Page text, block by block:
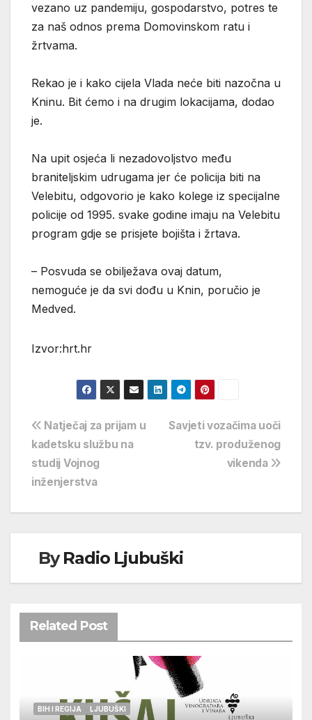
vezano uz pandemiju, gospodarstvo, potres te
za naš odnos prema Domovinskom ratu i
žrtvama.
Rekao je i kako cijela Vlada neće biti nazočna u
Kninu. Bit ćemo i na drugim lokacijama, dodao
je.
Na upit osjeća li nezadovoljstvo među
braniteljskim udrugama jer će policija biti na
Velebitu, odgovorio je kako kolege iz specijalne
policije od 1995. svake godine imaju na Velebitu
program gdje se prisjete bojišta i žrtava.
– Posvuda se obilježava ovaj datum,
nemoguće je da svi dođu u Knin, poručio je
Medved.
Izvor:hrt.hr
Navigacija
objava
Savjeti vozačima uoči
tzv. produženog
vikenda
Natječaj za prijam u
kadetsku službu na
studij Vojnog
inženjerstva
ByRadio Ljubuški
Related Post
BIH I REGIJA LJUBUŠKI